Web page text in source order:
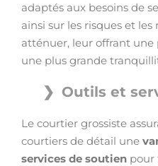
adaptés aux besoins de
ainsi sur les risques et
atténuer, leur offrant
une plus grande
Outils et
Le courtier grossiste
courtiers de détail une
services de soutien pour